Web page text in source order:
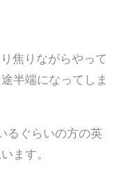
焦りながらやって
半端になってしま
るぐらいの方の英
ます。